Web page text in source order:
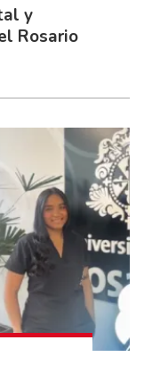
y
Rosario